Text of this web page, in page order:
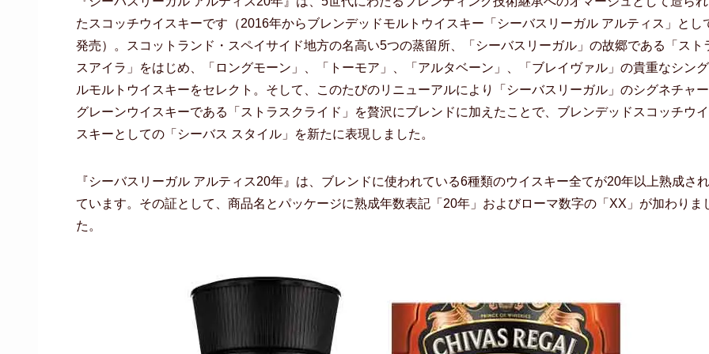
たスコッチウイスキーです（2016年からブレンデッドモルトウイスキー「シーバスリーガル アルティス」とし
発売）。スコットランド・スペイサイド地方の名高い5つの蒸留所、「シーバスリーガル」の故郷である「スト
スアイラ」をはじめ、「ロングモーン」、「トーモア」、「アルタベーン」、「ブレイヴァル」の貴重なシング
ルモルトウイスキーをセレクト。そして、このたびのリニューアルにより「シーバスリーガル」のシグネチャー
グレーンウイスキーである「ストラスクライド」を贅沢にブレンドに加えたことで、ブレンデッドスコッチウイ
スキーとしての「シーバス スタイル」を新たに表現しました。
『シーバスリーガル アルティス20年』は、ブレンドに使われている6種類のウイスキー全てが20年以上熟成され
ています。その証として、商品名とパッケージに熟成年数表記「20年」およびローマ数字の「XX」が加わりま
た。